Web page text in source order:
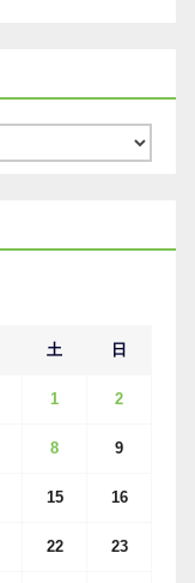
土 日
1 2
8 9
15 16
22 23